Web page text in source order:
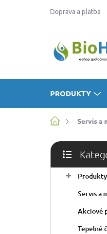
Doprava a platba
PRODUKTY
DomovServis a
B
č
Preskočiť
kategórie
Produkty
Servis a
Akciové
Tepelné